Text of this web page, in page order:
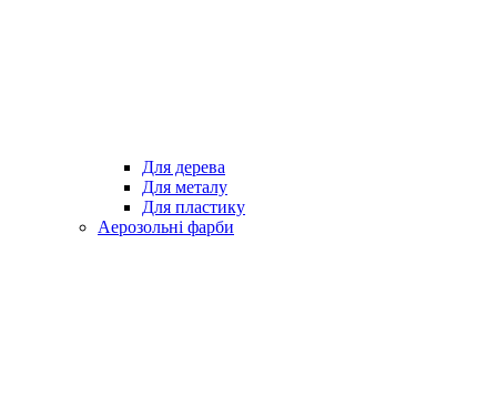
Для дерева
Для металу
Для пластику
Аерозольні фарби